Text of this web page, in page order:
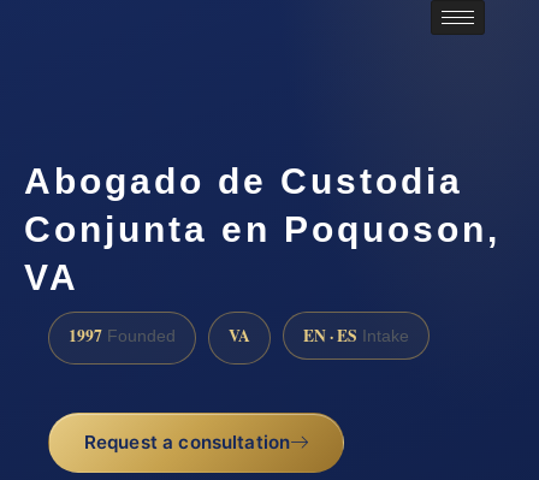
Abogado de Custodia
Conjunta en Poquoson,
VA
1997 Founded VA EN · ES Intake
Request a consultation